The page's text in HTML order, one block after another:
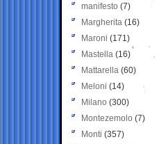
manifesto (7)
Margherita (16)
Maroni (171)
Mastella (16)
Mattarella (60)
Meloni (14)
Milano (300)
Montezemolo (7)
Monti (357)